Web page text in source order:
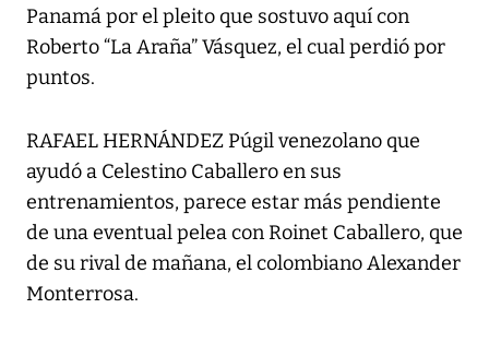
Panamá por el pleito que sostuvo aquí con
Roberto “La Araña” Vásquez, el cual perdió por
puntos.
RAFAEL HERNÁNDEZ Púgil venezolano que
ayudó a Celestino Caballero en sus
entrenamientos, parece estar más pendiente
de una eventual pelea con Roinet Caballero, que
de su rival de mañana, el colombiano Alexander
Monterrosa.